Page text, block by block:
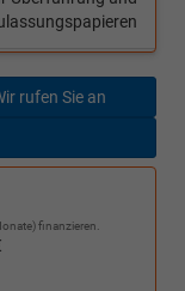
rufen Sie an
finanzieren.